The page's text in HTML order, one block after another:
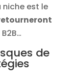
niche est le
de